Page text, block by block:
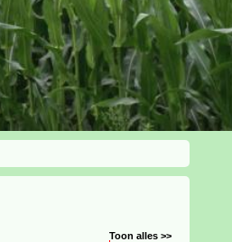
Toon alles >>